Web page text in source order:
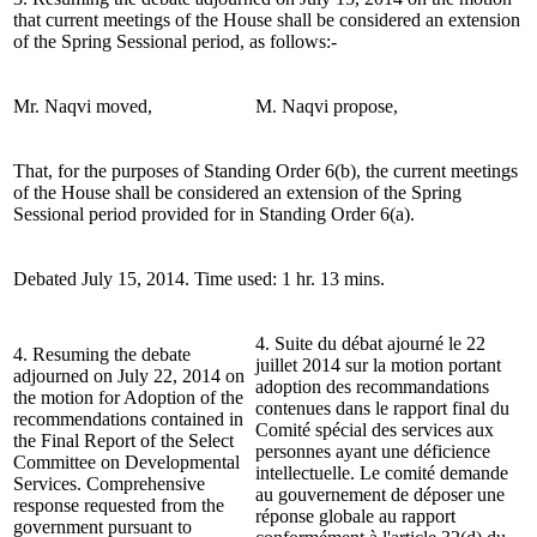
that current meetings of the House shall be considered an extension
of the Spring Sessional period, as follows:-
Mr. Naqvi moved, M. Naqvi propose,
That, for the purposes of Standing Order 6(b), the current meetings
of the House shall be considered an extension of the Spring
Sessional period provided for in Standing Order 6(a).
Debated July 15, 2014. Time used: 1 hr. 13 mins.
4. Resuming the debate
adjourned on July 22, 2014 on
the motion for Adoption of the
recommendations contained in
the Final Report of the Select
Committee on Developmental
Services. Comprehensive
response requested from the
government pursuant to
4. Suite du débat ajourné le 22
juillet 2014 sur la motion portant
adoption des recommandations
contenues dans le rapport final du
Comité spécial des services aux
personnes ayant une déficience
intellectuelle. Le comité demande
au gouvernement de déposer une
réponse globale au rapport